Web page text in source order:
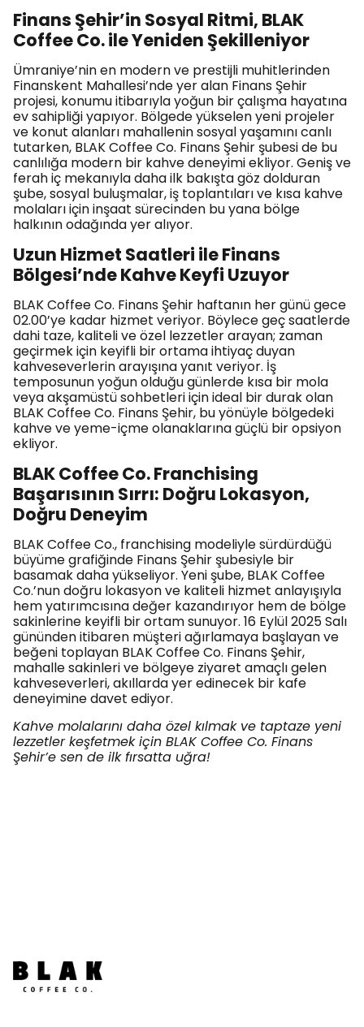
Finans Şehir’in Sosyal Ritmi, BLAK
Coffee Co. ile Yeniden Şekilleniyor
Ümraniye’nin en modern ve prestijli muhitlerinden
Finanskent Mahallesi’nde yer alan Finans Şehir
projesi, konumu itibarıyla yoğun bir çalışma hayatına
ev sahipliği yapıyor. Bölgede yükselen yeni projeler
ve konut alanları mahallenin sosyal yaşamını canlı
tutarken, BLAK Coffee Co. Finans Şehir şubesi de bu
canlılığa modern bir kahve deneyimi ekliyor. Geniş ve
ferah iç mekanıyla daha ilk bakışta göz dolduran
şube, sosyal buluşmalar, iş toplantıları ve kısa kahve
molaları için inşaat sürecinden bu yana bölge
halkının odağında yer alıyor.
Uzun Hizmet Saatleri ile Finans
Bölgesi’nde Kahve Keyfi Uzuyor
BLAK Coffee Co. Finans Şehir haftanın her günü gece
02.00’ye kadar hizmet veriyor. Böylece geç saatlerde
dahi taze, kaliteli ve özel lezzetler arayan; zaman
geçirmek için keyifli bir ortama ihtiyaç duyan
kahveseverlerin arayışına yanıt veriyor. İş
temposunun yoğun olduğu günlerde kısa bir mola
veya akşamüstü sohbetleri için ideal bir durak olan
BLAK Coffee Co. Finans Şehir, bu yönüyle bölgedeki
kahve ve yeme-içme olanaklarına güçlü bir opsiyon
ekliyor.
BLAK Coffee Co. Franchising
Başarısının Sırrı: Doğru Lokasyon,
Doğru Deneyim
BLAK Coffee Co., franchising modeliyle sürdürdüğü
büyüme grafiğinde Finans Şehir şubesiyle bir
basamak daha yükseliyor. Yeni şube, BLAK Coffee
Co.’nun doğru lokasyon ve kaliteli hizmet anlayışıyla
hem yatırımcısına değer kazandırıyor hem de bölge
sakinlerine keyifli bir ortam sunuyor. 16 Eylül 2025 Salı
gününden itibaren müşteri ağırlamaya başlayan ve
beğeni toplayan BLAK Coffee Co. Finans Şehir,
mahalle sakinleri ve bölgeye ziyaret amaçlı gelen
kahveseverleri, akıllarda yer edinecek bir kafe
deneyimine davet ediyor.
Kahve molalarını daha özel kılmak ve taptaze yeni
lezzetler keşfetmek için BLAK Coffee Co. Finans
Şehir’e sen de ilk fırsatta uğra!